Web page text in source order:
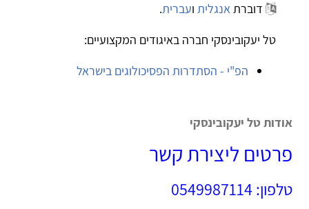
דוברתאנגלית ועברית.
טל יעקובינסקי חברה באיגודים המקצועיים:
הפ"י - הסתדרות הפסיכולוגים בישראל
אודות טל יעקובינסקי
פרטים ליצירת קשר
טלפון: 0549987114